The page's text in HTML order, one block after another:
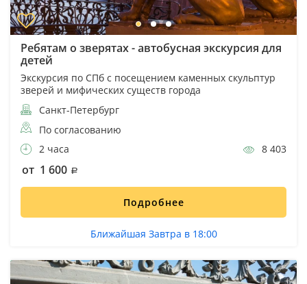
Ребятам о зверятах - автобусная экскурсия для
детей
Экскурсия по СПб с посещением каменных скульптур
зверей и мифических существ города
Санкт-Петербург
По согласованию
2 часа
8 403
от 1 600
Подробнее
Ближайшая Завтра в 18:00